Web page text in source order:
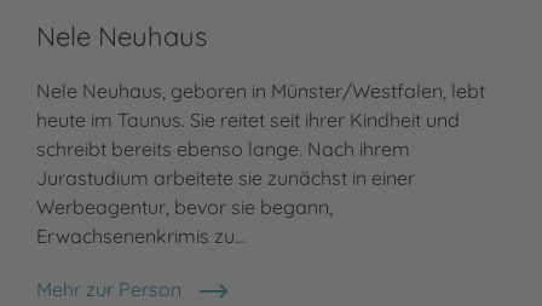
Nele Neuhaus
Nele Neuhaus, geboren in Münster/Westfalen, lebt
heute im Taunus. Sie reitet seit ihrer Kindheit und
schreibt bereits ebenso lange. Nach ihrem
Jurastudium arbeitete sie zunächst in einer
Werbeagentur, bevor sie begann,
Erwachsenenkrimis zu…
Mehr zur Person